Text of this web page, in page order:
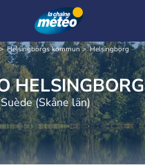
Helsingborgs kommun Helsingborg
METEO HELSINGBORG
Suède (Skåne län)